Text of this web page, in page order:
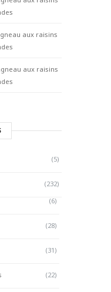
aux raisins
aux raisins
(5)
(232)
(6)
(28)
(31)
(22)